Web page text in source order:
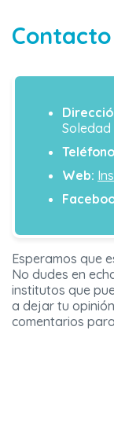
Contacto
Soledad
Web:
Esperamos que
No dudes en
institutos que
a dejar tu
comentarios